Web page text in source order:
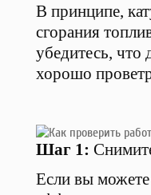
В принципе,
сгорания
убедитесь, что
хорошо
Шаг 1:
Если вы можете